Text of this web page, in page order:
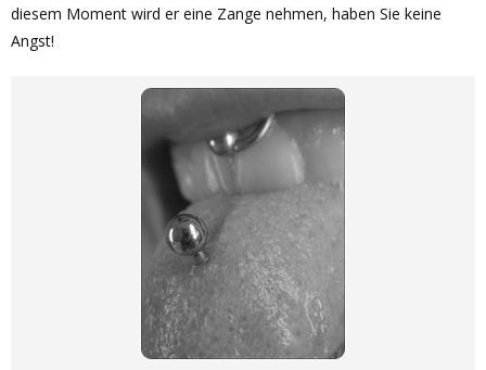
diesem Moment wird er eine Zange nehmen, haben Sie keine
Angst!